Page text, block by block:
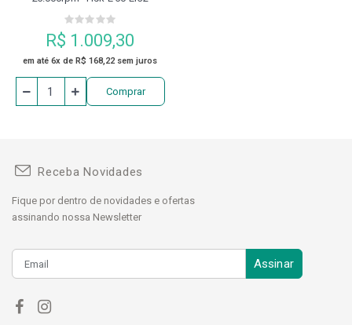
R$ 1.009,30
em até 6x de R$ 168,22 sem juros
Comprar
Receba Novidades
Fique por dentro de novidades e ofertas
assinando nossa Newsletter
Assinar